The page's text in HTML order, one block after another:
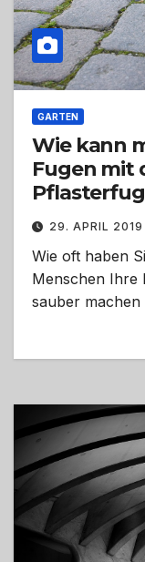
GARTEN
Wie kann
Fugen mit
29. APRIL 2019
Wie oft haben
Menschen Ihre
sauber